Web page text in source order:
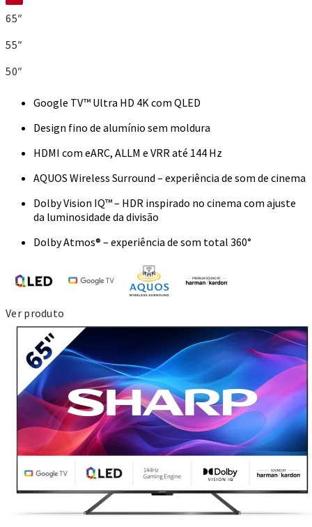
65″
55″
50″
Google TV™ Ultra HD 4K com QLED
Design fino de alumínio sem moldura
HDMI com eARC, ALLM e VRR até 144 Hz
AQUOS Wireless Surround – experiência de som de cinema
Dolby Vision IQ™ – HDR inspirado no cinema com ajuste
da luminosidade da divisão
Dolby Atmos® – experiência de som total 360°
Ver produto